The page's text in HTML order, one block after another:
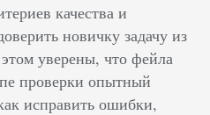
качества и
новичку задачу из
уверены, что фейла
проверки опытный
исправить ошибки,